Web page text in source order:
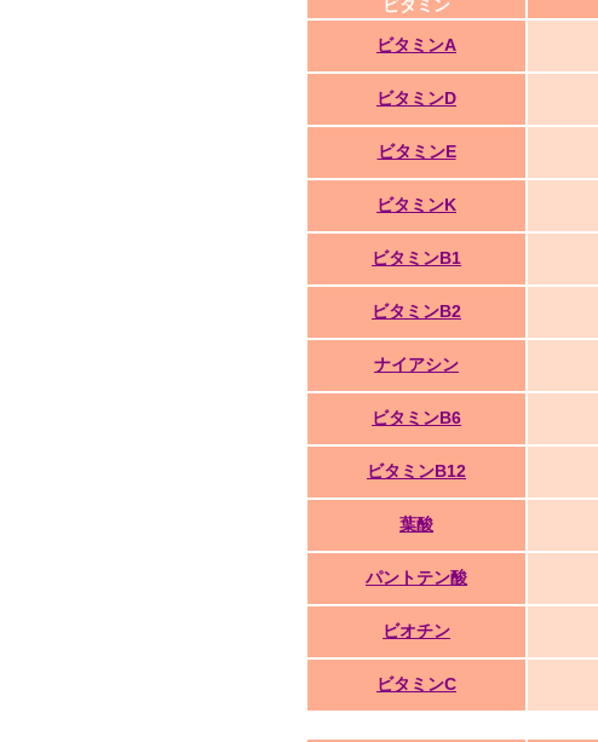
ビタミン
ビタミンA
ビタミンD
ビタミンE
ビタミンK
ビタミンB1
ビタミンB2
ナイアシン
ビタミンB6
ビタミンB12
葉酸
パントテン酸
ビオチン
ビタミンC